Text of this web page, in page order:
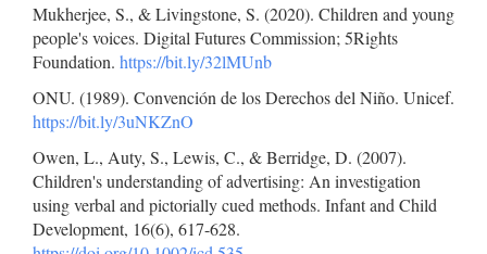
Mukherjee, S., & Livingstone, S. (2020). Children and young
people's voices. Digital Futures Commission; 5Rights
Foundation. https://bit.ly/32lMUnb
ONU. (1989). Convención de los Derechos del Niño. Unicef.
https://bit.ly/3uNKZnO
Owen, L., Auty, S., Lewis, C., & Berridge, D. (2007).
Children's understanding of advertising: An investigation
using verbal and pictorially cued methods. Infant and Child
Development, 16(6), 617-628.